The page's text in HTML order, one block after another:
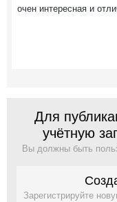
очен интересная и
Для
учётную
Вы должны быть
Зарегистрируйте